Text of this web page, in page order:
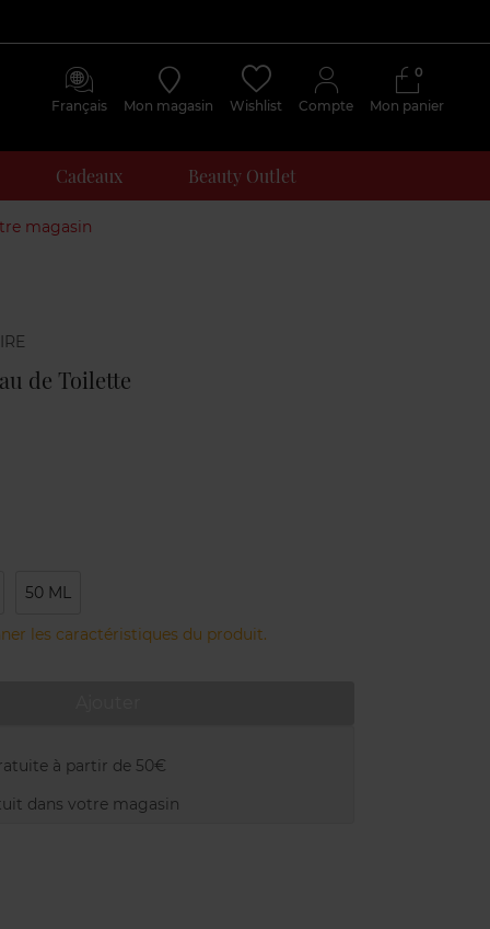
Français Mon magasin Wishlist Compte Mon panier
0
Cadeaux Beauty Outlet
magasin
de Toilette
50 ML
les caractéristiques du produit.
à partir de 50€
dans votre magasin